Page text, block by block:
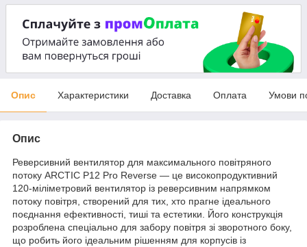
Опис Характеристики Доставка Оплата Умови
Опис
Реверсивний вентилятор для максимального повітряного
потоку ARCTIC P12 Pro Reverse — це високопродуктивний
120-міліметровий вентилятор із реверсивним напрямком
потоку повітря, створений для тих, хто прагне ідеального
поєднання ефективності, тиші та естетики. Його конструкція
розроблена спеціально для забору повітря зі зворотного боку,
що робить його ідеальним рішенням для корпусів із